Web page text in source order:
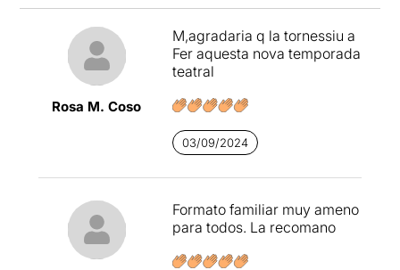
Rosa M. Coso
M,agradaria q la tornessiu a
Fer aquesta nova temporada
teatral
03/09/2024
Formato familiar muy ameno
para todos. La recomano